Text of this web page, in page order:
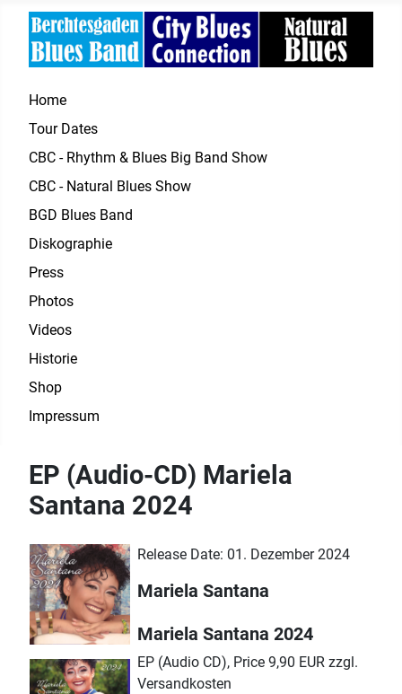
Home
Tour Dates
CBC - Rhythm & Blues Big Band Show
CBC - Natural Blues Show
BGD Blues Band
Diskographie
Press
Photos
Videos
Historie
Shop
Impressum
EP (Audio-CD) Mariela
Santana 2024
Release Date: 01. Dezember 2024
Mariela Santana
Mariela Santana 2024
EP (Audio CD), Price 9,90 EUR zzgl.
Versandkosten